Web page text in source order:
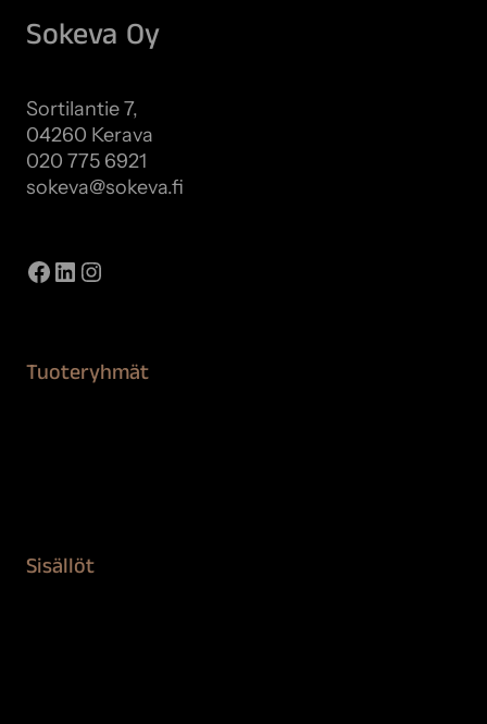
Sokeva Oy
Sortilantie 7,
04260 Kerava
020 775 6921
sokeva@sokeva.fi
Facebook
LinkedIn
Instagram
Tuoteryhmät
Sisällöt